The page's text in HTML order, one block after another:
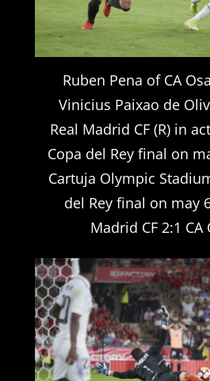
Ruben Pena of CA
Vinicius Paixao de
Real Madrid CF (R) in
Copa del Rey final on
Cartuja Olympic
del Rey final on may
Madrid CF 2:1 CA